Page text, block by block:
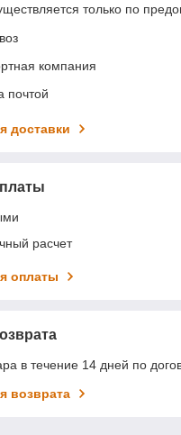
только по
компания
почтой
доставки
расчет
оплаты
в течение 14 дней по
возврата